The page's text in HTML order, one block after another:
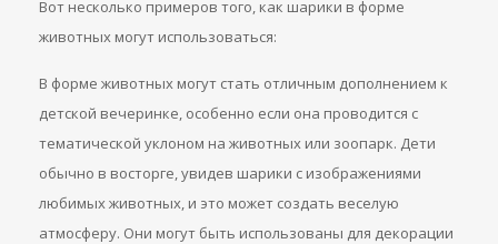
Вот несколько примеров того, как шарики в форме
животных могут использоваться:
В форме животных могут стать отличным дополнением к
детской вечеринке, особенно если она проводится с
тематической уклоном на животных или зоопарк. Дети
обычно в восторге, увидев шарики с изображениями
любимых животных, и это может создать веселую
атмосферу. Они могут быть использованы для декорации